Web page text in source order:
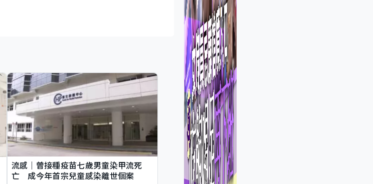
流感｜曾接種疫苗七歲男童染甲流死
亡 成今年首宗兒童感染離世個案